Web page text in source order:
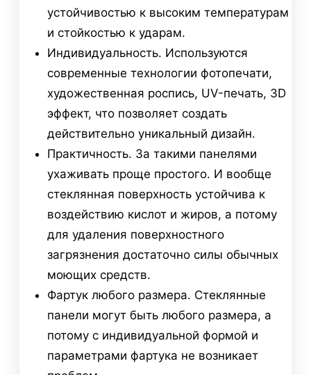
устойчивостью к высоким температурам
и стойкостью к ударам.
Индивидуальность. Используются
современные технологии фотопечати,
художественная роспись, UV-печать, 3D
эффект, что позволяет создать
действительно уникальный дизайн.
Практичность. За такими панелями
ухаживать проще простого. И вообще
стеклянная поверхность устойчива к
воздействию кислот и жиров, а потому
для удаления поверхностного
загрязнения достаточно силы обычных
моющих средств.
Фартук любого размера. Стеклянные
панели могут быть любого размера, а
потому с индивидуальной формой и
параметрами фартука не возникает